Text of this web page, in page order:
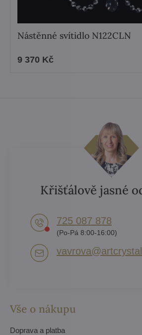
Nástěnné svítidlo N122CLN
9 370 Kč
Vše o nákupu
Doprava a platba
Křišťálově jasné
725 087 878​
(Po-Pá 8:00-16:00)